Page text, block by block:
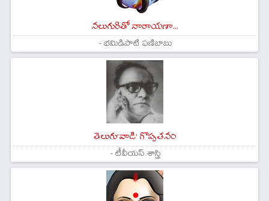
నలుగురితో నారాయణా...
- భమిడిపాటి ఫణిబాబు
తెలుగు'వాడి' గొప్పతనం
- టీవీయస్.శాస్త్రి